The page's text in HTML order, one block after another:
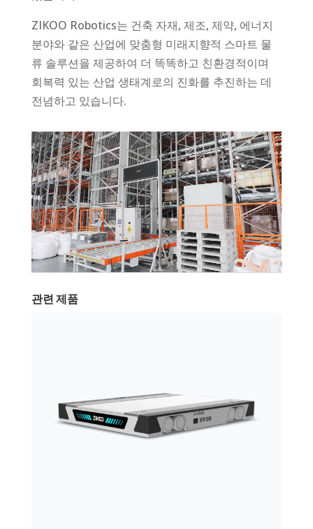
ZIKOO Robotics는 건축 자재, 제조, 제약, 에너지
분야와 같은 산업에 맞춤형 미래지향적 스마트 물
류 솔루션을 제공하여 더 똑똑하고 친환경적이며
회복력 있는 산업 생태계로의 진화를 추진하는 데
전념하고 있습니다.
관련 제품